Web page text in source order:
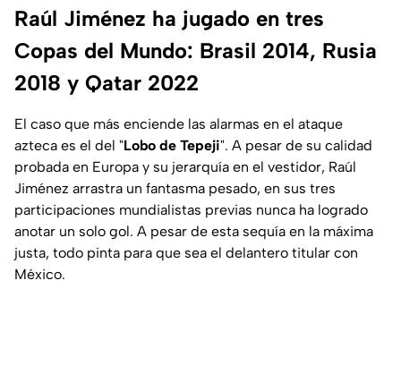
Raúl Jiménez ha jugado en tres
Copas del Mundo: Brasil 2014, Rusia
2018 y Qatar 2022
El caso que más enciende las alarmas en el ataque
azteca es el del "Lobo de Tepeji". A pesar de su calidad
probada en Europa y su jerarquía en el vestidor, Raúl
Jiménez arrastra un fantasma pesado, en sus tres
participaciones mundialistas previas nunca ha logrado
anotar un solo gol. A pesar de esta sequía en la máxima
justa, todo pinta para que sea el delantero titular con
México.